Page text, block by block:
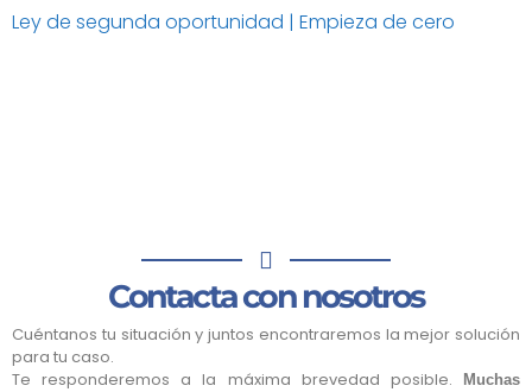
Ley de segunda oportunidad | Empieza de cero
Contacta con nosotros
Cuéntanos tu situación y juntos encontraremos la mejor solución
para tu caso.
Te responderemos a la máxima brevedad posible.
Muchas